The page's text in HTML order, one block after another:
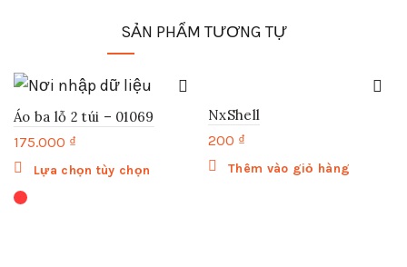
SẢN PHẨM TƯƠNG TỰ
Áo ba lỗ 2 túi – 01069
175.000 ₫
Lựa chọn tùy chọn
NxShell
200 ₫
Thêm vào giỏ hàng